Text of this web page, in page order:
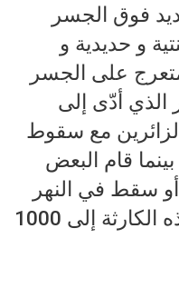
فوق الجسر
و حديدية و
على الجسر
الذي أدّى إلى
مع سقوط
قام البعض
سقط في النهر
نتيجة التدافع، و قد أدّت هذه الكارثة إلى 1000